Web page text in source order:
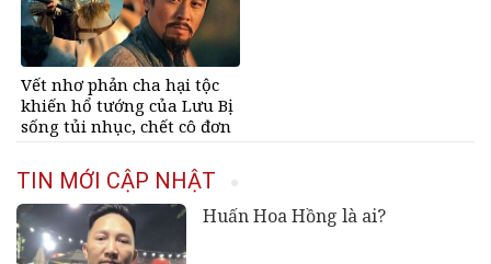
Vết nhơ phản cha hại tộc
khiến hổ tướng của Lưu Bị
sống tủi nhục, chết cô đơn
TIN MỚI CẬP NHẬT
Huấn Hoa Hồng là ai?